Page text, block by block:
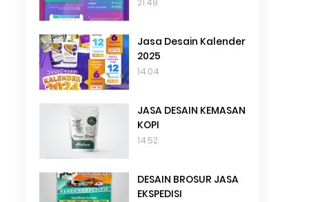
21.48
Jasa Desain Kalender
2025
14.04
JASA DESAIN KEMASAN
KOPI
14.52
DESAIN BROSUR JASA
EKSPEDISI